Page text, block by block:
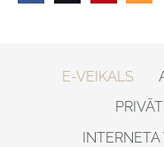
E-VEIKALS